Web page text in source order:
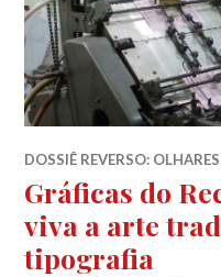
DOSSIÊ REVERSO:
Gráficas do
viva a arte
tipografia